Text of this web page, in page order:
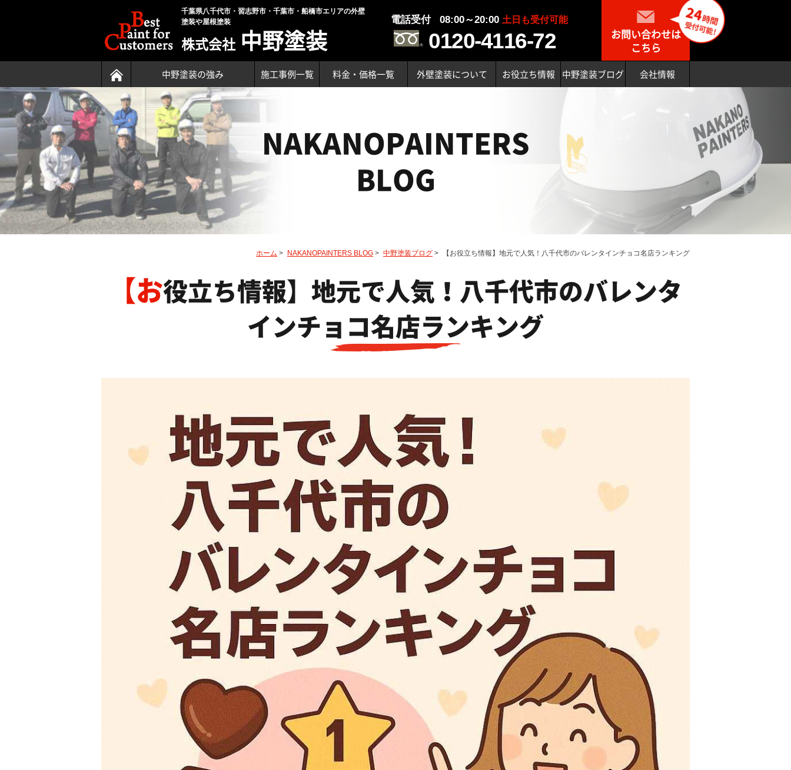
千葉県八千代市・習志野市・千葉市・船橋市エリアの外壁
塗装や屋根塗装
株式会社中野塗装
お問い合わせは
こちら
電話受付 08:00～20:00 土日も受付可能
0120-4116-72
中野塗装の強み 施工事例一覧 料金・価格一覧 外壁塗装について お役立ち情報 中野塗装ブログ 会社情報
NAKANOPAINTERS
BLOG
ホーム > NAKANOPAINTERS BLOG > 中野塗装ブログ > 【お役立ち情報】地元で人気！八千代市のバレンタインチョコ名店ランキング
【お役立ち情報】地元で人気！八千代市のバレンタ
インチョコ名店ランキング